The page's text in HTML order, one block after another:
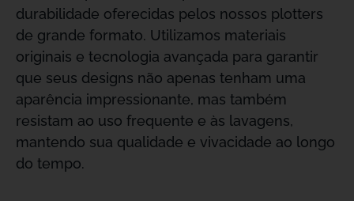
durabilidade oferecidas pelos nossos plotters
de grande formato. Utilizamos materiais
originais e tecnologia avançada para garantir
que seus designs não apenas tenham uma
aparência impressionante, mas também
resistam ao uso frequente e às lavagens,
mantendo sua qualidade e vivacidade ao longo
do tempo.